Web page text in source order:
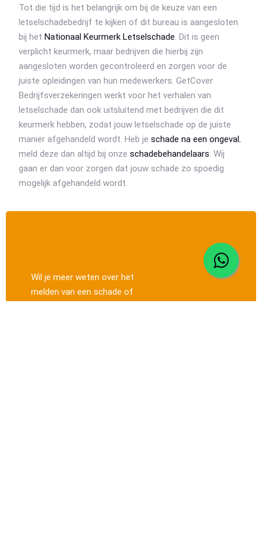
Tot die tijd is het belangrijk om bij de keuze van een
letselschadebedrijf te kijken of dit bureau is aangesloten
bij het Nationaal Keurmerk Letselschade. Dit is geen
verplicht keurmerk, maar bedrijven die hierbij zijn
aangesloten worden gecontroleerd en zorgen voor de
juiste opleidingen van hun medewerkers. GetCover
Bedrijfsverzekeringen werkt voor het verhalen van
letselschade dan ook uitsluitend met bedrijven die dit
keurmerk hebben, zodat jouw letselschade op de juiste
manier afgehandeld wordt. Heb jeschade na een ongeval,
meld deze dan altijd bij onzeschadebehandelaars. Wij
gaan er dan voor zorgen dat jouw schade zo spoedig
mogelijk afgehandeld wordt.
Wil je meer weten over het
melden van een schade of